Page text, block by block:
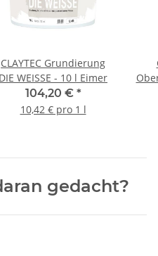
CLAYTEC Grundierung
DIE WEISSE - 10 l Eimer
104,20 € *
10,42 € pro 1 l
gedacht?